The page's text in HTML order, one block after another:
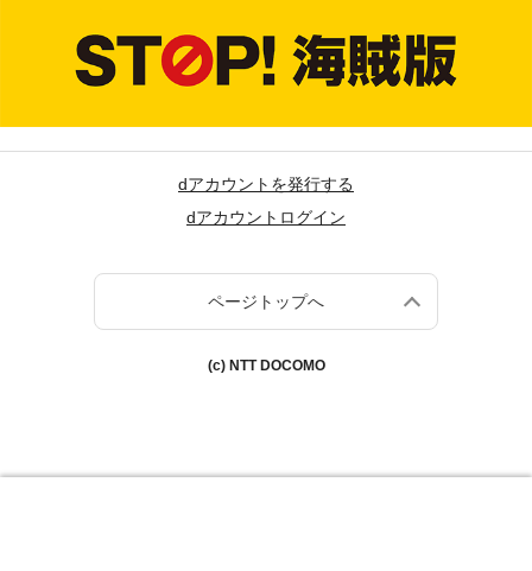
dアカウントを発行する
dアカウントログイン
ページトップへ
(c) NTT DOCOMO